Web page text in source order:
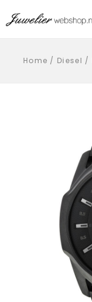
Home / Diesel /